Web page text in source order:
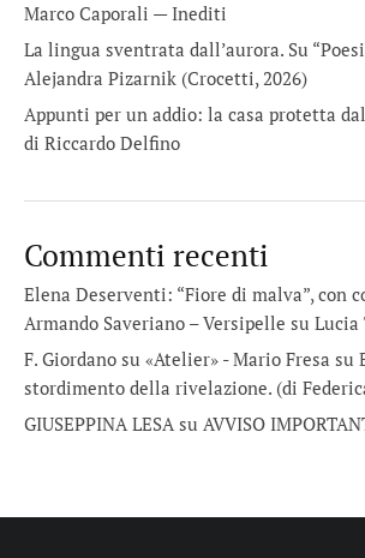
Marco Caporali — Inediti
La lingua sventrata dall’aurora. Su
Alejandra Pizarnik (Crocetti, 2026)
Appunti per un addio: la casa protetta
di Riccardo Delfino
Commenti recenti
Elena Deserventi: “Fiore di malva”, con
Armando Saveriano – Versipelle su Lucia
F. Giordano su «Atelier» - Mario Fresa su
stordimento della rivelazione. (di
GIUSEPPINA LESAsu AVVISO